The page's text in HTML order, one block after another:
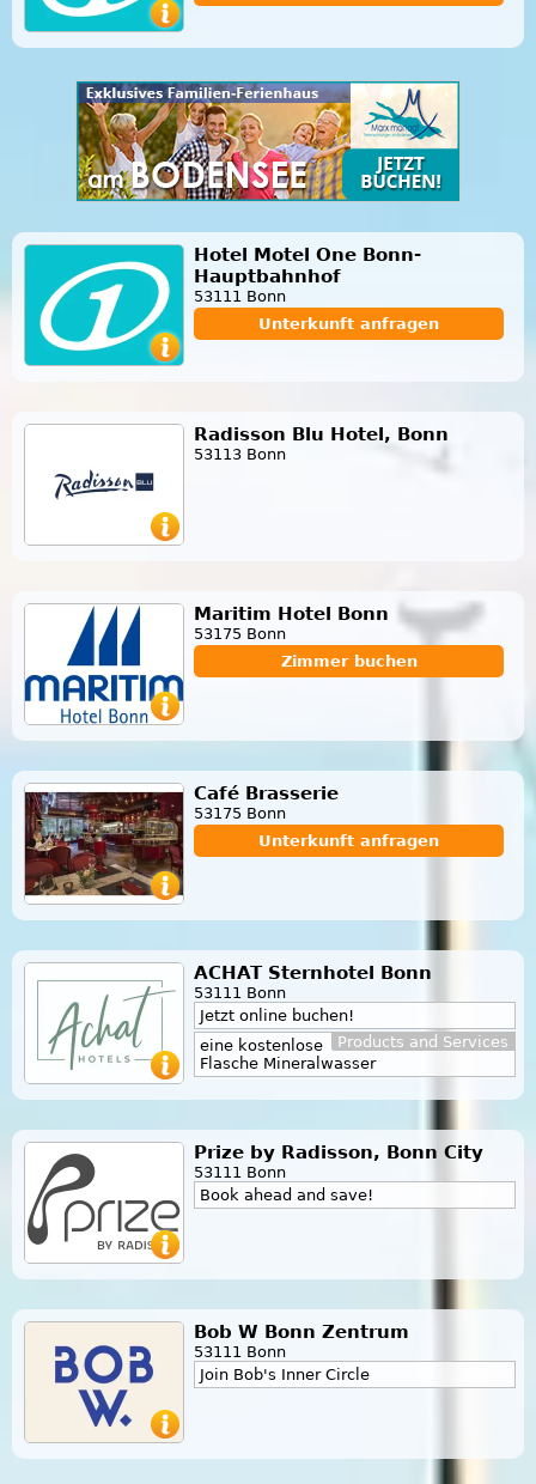
Hotel Motel One Bonn-
Hauptbahnhof
53111 Bonn
Unterkunft anfragen
Radisson Blu Hotel, Bonn
53113 Bonn
Maritim Hotel Bonn
53175 Bonn
Zimmer buchen
Café Brasserie
53175 Bonn
Unterkunft anfragen
ACHAT Sternhotel Bonn
53111 Bonn
Jetzt online buchen!
Products and Services
eine kostenlose
Flasche Mineralwasser
Prize by Radisson, Bonn City
53111 Bonn
Book ahead and save!
Bob W Bonn Zentrum
53111 Bonn
Join Bob's Inner Circle